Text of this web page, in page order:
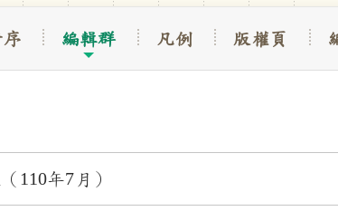
編輯群 凡例 版權頁
110年7月）